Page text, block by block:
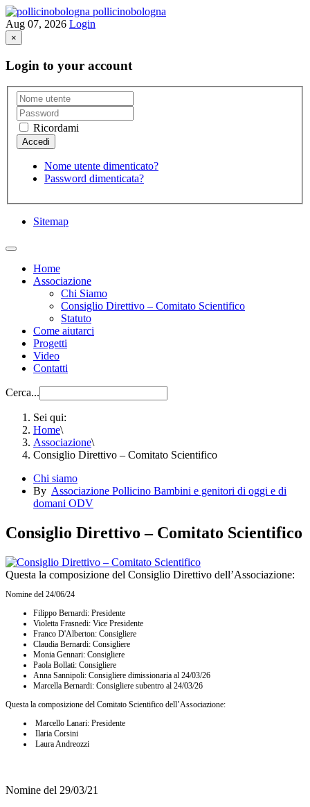
pollicinobologna
Aug 07, 2026 Login
×
Login to your account
Ricordami
Nome utente dimenticato?
Password dimenticata?
Sitemap
Home
Associazione
Chi Siamo
Consiglio Direttivo – Comitato Scientifico
Statuto
Come aiutarci
Progetti
Video
Contatti
Cerca...
Sei qui:
Home\
Associazione\
Consiglio Direttivo – Comitato Scientifico
Chi siamo
By Associazione Pollicino Bambini e genitori di oggi e di
domani ODV
Consiglio Direttivo – Comitato Scientifico
Questa la composizione del Consiglio Direttivo dell’Associazione:
Nomine del 24/06/24
Filippo Bernardi: Presidente
Violetta Frasnedi: Vice Presidente
Franco D'Alberton: Consigliere
Claudia Bernardi: Consigliere
Monia Gennari: Consigliere
Paola Bollati: Consigliere
Anna Sannipoli: Consigliere dimissionaria al 24/03/26
Marcella Bernardi: Consigliere subentro al 24/03/26
Questa la composizione del Comitato Scientifico dell’Associazione:
Marcello Lanari: Presidente
Ilaria Corsini
Laura Andreozzi
Nomine del 29/03/21